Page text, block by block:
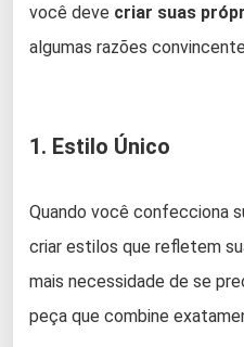
você deve criar suas
algumas razões
1. Estilo Único
Quando você confecciona
criar estilos que refletem
mais necessidade de se
peça que combine